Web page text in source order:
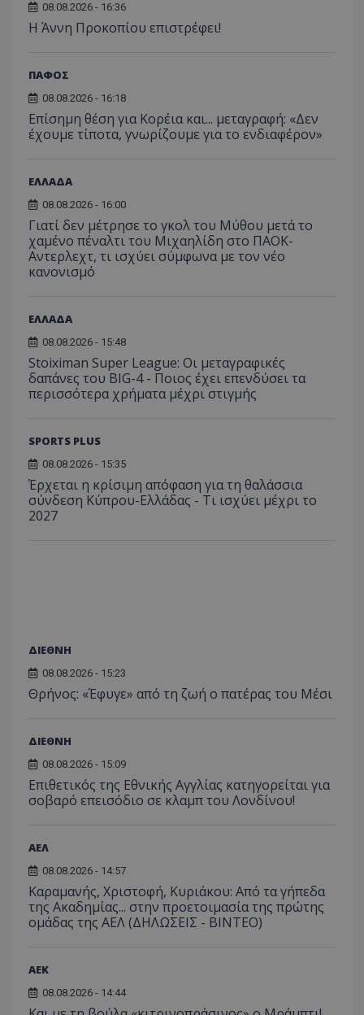
08.08.2026 - 16:36
Η Άννη Προκοπίου επιστρέφει!
ΠΑΦΟΣ
08.08.2026 - 16:18
Επίσημη θέση για Κορέια και... μεταγραφή: «Δεν
έχουμε τίποτα, γνωρίζουμε για το ενδιαφέρον»
ΕΛΛΑΔΑ
08.08.2026 - 16:00
Γιατί δεν μέτρησε το γκολ του Μύθου μετά το
χαμένο πέναλτι του Μιχαηλίδη στο ΠΑΟΚ-
Αντερλεχτ, τι ισχύει σύμφωνα με τον νέο
κανονισμό
ΕΛΛΑΔΑ
08.08.2026 - 15:48
Stoiximan Super League: Οι μεταγραφικές
δαπάνες του BIG-4 - Ποιος έχει επενδύσει τα
περισσότερα χρήματα μέχρι στιγμής
SPORTS PLUS
08.08.2026 - 15:35
Έρχεται η κρίσιμη απόφαση για τη θαλάσσια
σύνδεση Κύπρου-Ελλάδας - Τι ισχύει μέχρι το
2027
ΔΙΕΘΝΗ
08.08.2026 - 15:23
Θρήνος: «Έφυγε» από τη ζωή ο πατέρας του Μέσι
ΔΙΕΘΝΗ
08.08.2026 - 15:09
Επιθετικός της Εθνικής Αγγλίας κατηγορείται για
σοβαρό επεισόδιο σε κλαμπ του Λονδίνου!
ΑΕΛ
08.08.2026 - 14:57
Καραμανής, Χριστοφή, Κυριάκου: Από τα γήπεδα
της Ακαδημίας... στην προετοιμασία της πρώτης
ομάδας της ΑΕΛ (ΔΗΛΩΣΕΙΣ - ΒΙΝΤΕΟ)
ΑEK
08.08.2026 - 14:44